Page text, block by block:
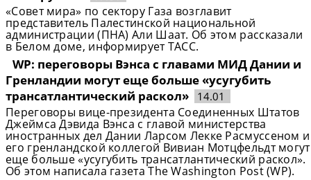
«Совет мира» по сектору Газа возглавит
представитель Палестинской национальной
администрации (ПНА) Али Шаат. Об этом рассказали
в Белом доме, информирует ТАСС.
WP: переговоры Вэнса с главами МИД Дании и
Гренландии могут еще больше «усугубить
трансатлантический раскол»
14.01
Переговоры вице-президента Соединенных Штатов
Джеймса Дэвида Вэнса с главой министерства
иностранных дел Дании Ларсом Лекке Расмуссеном и
его гренландской коллегой Вивиан Мотцфельдт могут
еще больше «усугубить трансатлантический раскол».
Об этом написала газета The Washington Post (WP).